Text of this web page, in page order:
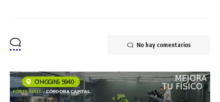
No hay comentarios